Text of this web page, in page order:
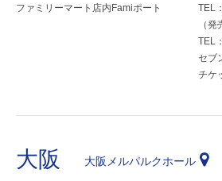
ファミリーマート店内Famiポート
TEL
（
TEL
セブ
チケ
大阪 大阪メルパルクホール